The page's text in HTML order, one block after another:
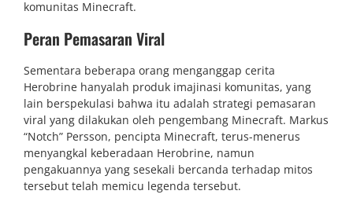
komunitas Minecraft.
Peran Pemasaran Viral
Sementara beberapa orang menganggap cerita
Herobrine hanyalah produk imajinasi komunitas, yang
lain berspekulasi bahwa itu adalah strategi pemasaran
viral yang dilakukan oleh pengembang Minecraft. Markus
“Notch” Persson, pencipta Minecraft, terus-menerus
menyangkal keberadaan Herobrine, namun
pengakuannya yang sesekali bercanda terhadap mitos
tersebut telah memicu legenda tersebut.